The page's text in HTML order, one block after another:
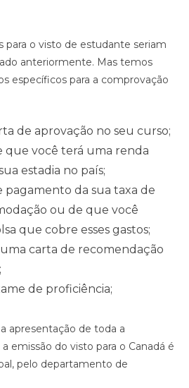
para o visto de estudante seriam
anteriormente. Mas temos
específicos para a comprovação
de aprovação no seu curso;
que você terá uma renda
estadia no país;
pagamento da sua taxa de
ou de que você
que cobre esses gastos;
carta de recomendação
de proficiência;
apresentação de toda a
emissão do visto para o Canadá é
pelo departamento de